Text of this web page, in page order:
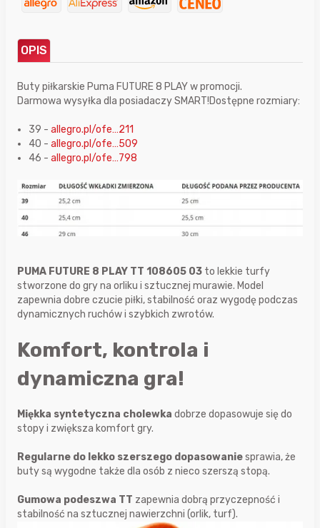
OPIS
Buty piłkarskie Puma FUTURE 8 PLAY w promocji.
Darmowa wysyłka dla posiadaczy SMART!Dostępne rozmiary:
39 - allegro.pl/ofe…211
40 - allegro.pl/ofe…509
46 - allegro.pl/ofe…798
PUMA FUTURE 8 PLAY TT 108605 03 to lekkie turfy
stworzone do gry na orliku i sztucznej murawie. Model
zapewnia dobre czucie piłki, stabilność oraz wygodę podczas
dynamicznych ruchów i szybkich zwrotów.
Komfort, kontrola i
dynamiczna gra!
Miękka syntetyczna cholewka dobrze dopasowuje się do
stopy i zwiększa komfort gry.
Regularne do lekko szerszego dopasowaniesprawia, że
buty są wygodne także dla osób z nieco szerszą stopą.
Gumowa podeszwa TT zapewnia dobrą przyczepność i
stabilność na sztucznej nawierzchni (orlik, turf).